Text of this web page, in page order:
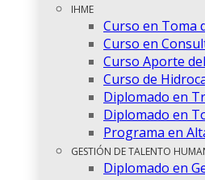
IHME
Curso en Toma
Curso en
Curso Aporte
Curso de
Diplomado en
Diplomado en
Programa en
GESTIÓN DE TALENTO
Diplomado en